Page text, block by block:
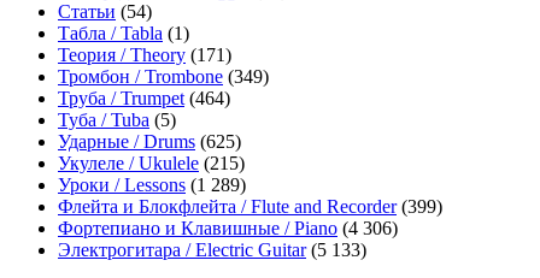
Статьи (54)
Табла / Tabla (1)
Теория / Theory (171)
Тромбон / Trombone (349)
Труба / Trumpet (464)
Туба / Tuba (5)
Ударные / Drums (625)
Укулеле / Ukulele (215)
Уроки / Lessons (1 289)
Флейта и Блокфлейта / Flute and Recorder(399)
Фортепиано и Клавишные / Piano (4 306)
Электрогитара / Electric Guitar(5 133)